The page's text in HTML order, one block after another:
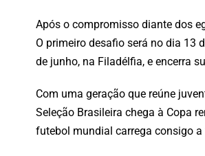
Após o compromisso diante dos
O primeiro desafio será no dia 13
de junho, na Filadélfia, e encerra
Com uma geração que reúne
Seleção Brasileira chega à Copa
futebol mundial carrega consigo